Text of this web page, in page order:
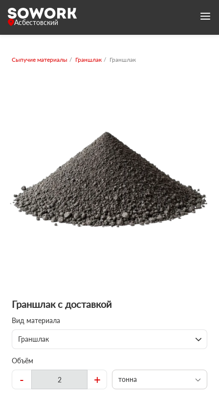
Асбестовский
Сыпучие материалы Граншлак Граншлак
Граншлак с доставкой
Вид материала
Граншлак
Объём
- + тонна